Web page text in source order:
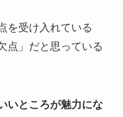
を受け入れている
点」だと思っている
いところが魅力にな